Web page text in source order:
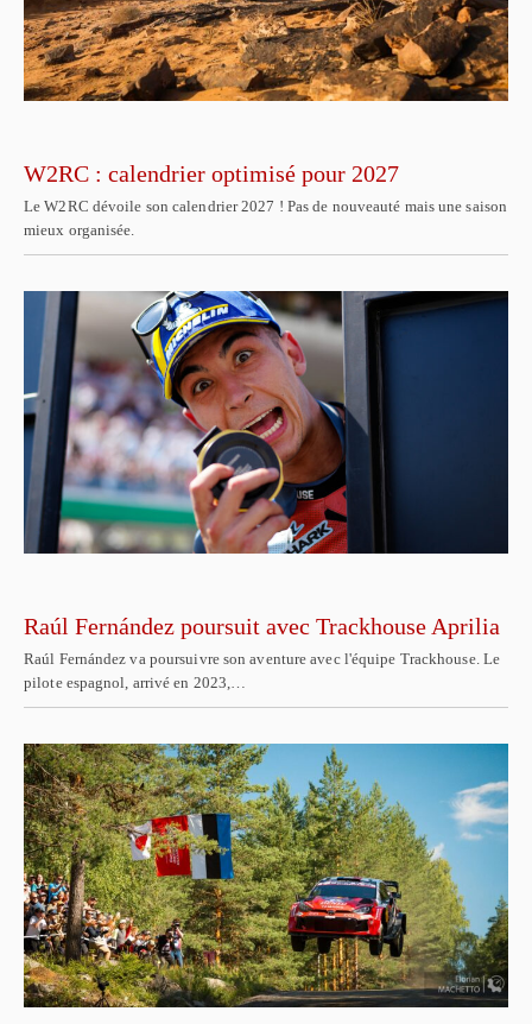
W2RC : calendrier optimisé pour 2027
Le W2RC dévoile son calendrier 2027 ! Pas de nouveauté mais une saison
mieux organisée.
Raúl Fernández poursuit avec Trackhouse Aprilia
Raúl Fernández va poursuivre son aventure avec l'équipe Trackhouse. Le
pilote espagnol, arrivé en 2023,…